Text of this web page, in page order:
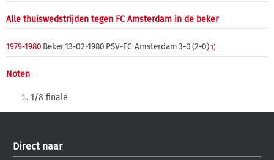
Alle thuiswedstrijden tegen FC Amsterdam in de beker
1979-1980 Beker13-02-1980 PSV-FC Amsterdam3-0(2-0)1)
Noten
1/8 finale
Direct naar